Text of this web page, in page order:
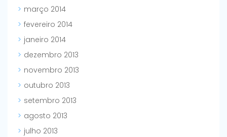
março 2014
fevereiro 2014
janeiro 2014
dezembro 2013
novembro 2013
outubro 2013
setembro 2013
agosto 2013
julho 2013